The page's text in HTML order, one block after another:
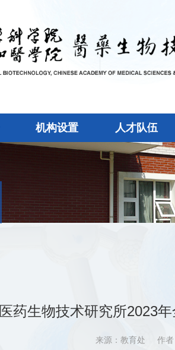
机构设置 人才队伍
医药生物技术研究所2023
来源：教育处 作